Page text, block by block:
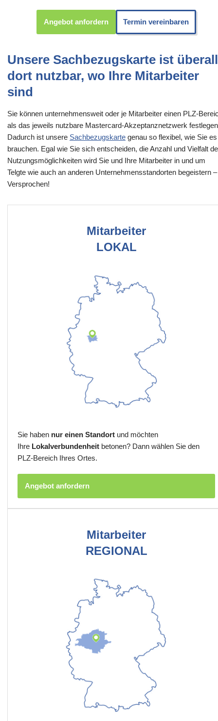
Angebot anfordern Termin vereinbaren
Unsere Sachbezugskarte ist überall
dort nutzbar, wo Ihre Mitarbeiter
sind
Sie können unternehmensweit oder je Mitarbeiter einen PLZ-
als das jeweils nutzbare Mastercard-Akzeptanznetzwerk
Dadurch ist unsere Sachbezugskarte genau so flexibel, wie Sie es
brauchen. Egal wie Sie sich entscheiden, die Anzahl und Vielfalt
Nutzungsmöglichkeiten wird Sie und Ihre Mitarbeiter in und um
Telgte wie auch an anderen Unternehmensstandorten begeistern –
Versprochen!
Mitarbeiter
LOKAL
Sie haben nur einen Standort und möchten
Ihre Lokalverbundenheit betonen? Dann wählen Sie den
PLZ-Bereich Ihres Ortes.
Angebot anfordern
Mitarbeiter
REGIONAL